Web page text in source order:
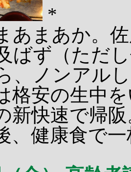
*
あまあか。
ばず（ただ
、ノンアル
格安の生中
新快速で帰阪
健康食で